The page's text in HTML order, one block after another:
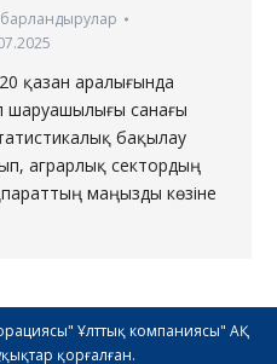
қазан аралығында
шаруашылығы санағы
бақылау
аграрлық сектордың
маңызды көзіне
Ұлттық компаниясы" АҚ
қорғалған.